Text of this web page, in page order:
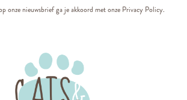
onze nieuwsbrief ga je akkoord met onze Privacy Policy.